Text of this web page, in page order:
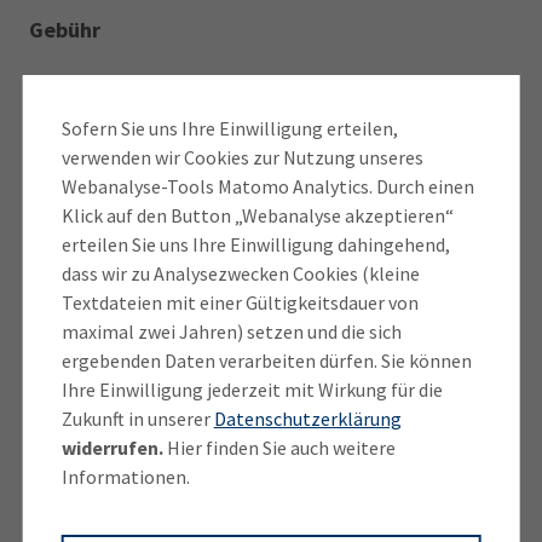
Sofern Sie uns Ihre Einwilligung erteilen,
verwenden wir Cookies zur Nutzung unseres
Webanalyse-Tools Matomo Analytics. Durch einen
Klick auf den Button „Webanalyse akzeptieren“
erteilen Sie uns Ihre Einwilligung dahingehend,
dass wir zu Analysezwecken Cookies (kleine
Textdateien mit einer Gültigkeitsdauer von
maximal zwei Jahren) setzen und die sich
ergebenden Daten verarbeiten dürfen. Sie können
Ihre Einwilligung jederzeit mit Wirkung für die
Zukunft in unserer Datenschutzerklärung
widerrufen.Hier finden Sie auch weitere
Informationen.
Gebühr
Gründungszuschuss erheben wir ein Entgelt in Höhe
von 250 Euro (inkl. MWSt.). Die Rechnung erhalten Sie
digital sowie per Post zugestellt.
Anwendung der
Unternehmenswerkstatt
Deutschland (UWD) als Online-Portal
Die Unternehmenswerkstatt Deutschland (UWD) ist
ein kostenfrei nutzbares Online-Portal, das u.a.
Gründer/-innen sowie bei Unternehmensübernahmen
unterstützt. Im Verbund mit vielen Industrie- und
Handelskammern bündelt die UWD Expertise, um bei
der Umsetzung Ihres unternehmerischen Vorhabens